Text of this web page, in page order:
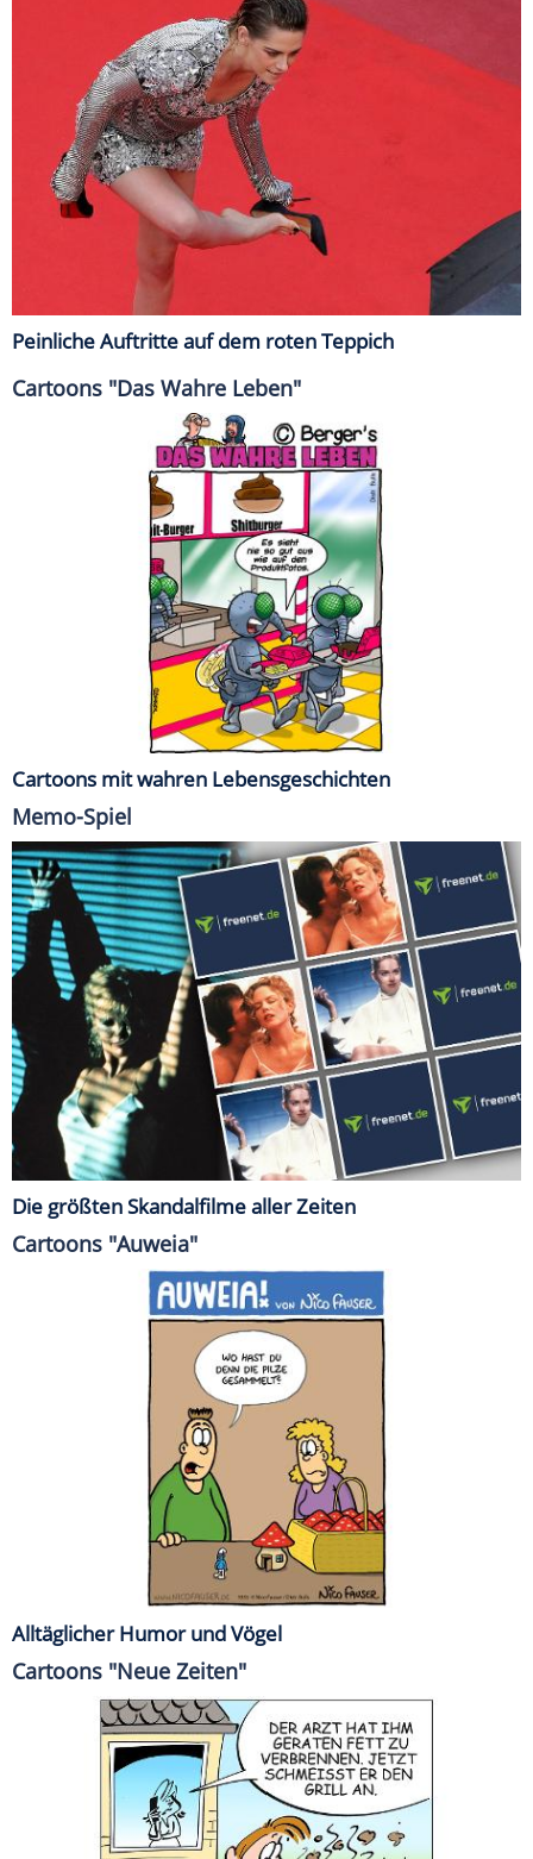
Peinliche Auftritte auf dem roten Teppich
Cartoons "Das Wahre Leben"
Cartoons mit wahren Lebensgeschichten
Memo-Spiel
Die größten Skandalfilme aller Zeiten
Cartoons "Auweia"
Alltäglicher Humor und Vögel
Cartoons "Neue Zeiten"